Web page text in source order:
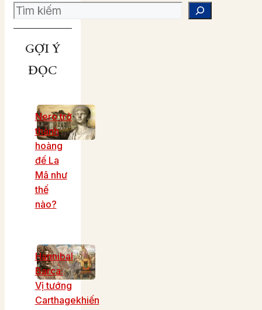
Search
GỢI Ý
ĐỌC
Nero trở
thành
hoàng
đế La
Mã như
thế
nào?
Hannibal
Barca:
Vị tướng
Carthagekhiến